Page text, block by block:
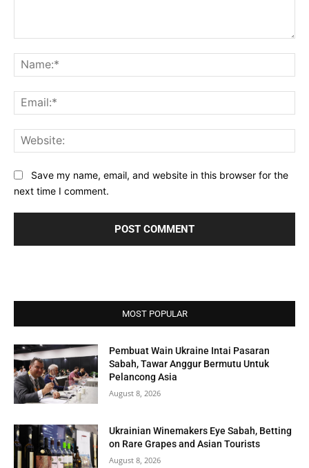
Save my name, email, and website in this browser for the
next time I comment.
MOST POPULAR
Pembuat Wain Ukraine Intai Pasaran
Sabah, Tawar Anggur Bermutu Untuk
Pelancong Asia
August 8, 2026
Ukrainian Winemakers Eye Sabah, Betting
on Rare Grapes and Asian Tourists
August 8, 2026